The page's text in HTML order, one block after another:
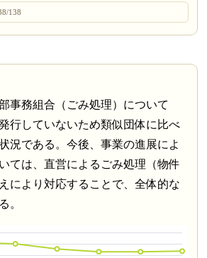
138
事務組合（ごみ処理）について
行していないため類似団体に比べ
況である。今後、事業の進展によ
ては、直営によるごみ処理（物件
により対応することで、全体的な
。